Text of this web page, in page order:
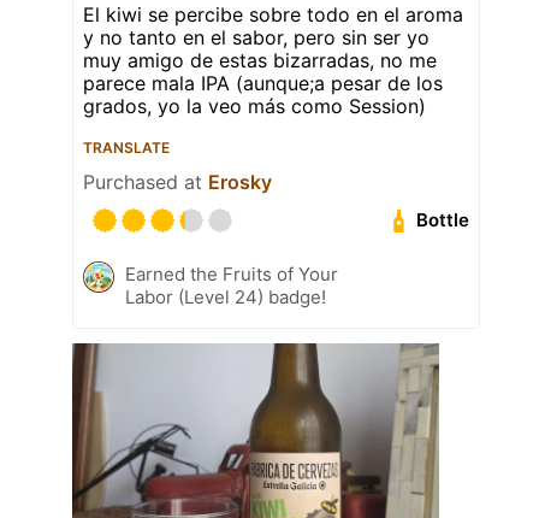
El kiwi se percibe sobre todo en el aroma
y no tanto en el sabor, pero sin ser yo
muy amigo de estas bizarradas, no me
parece mala IPA (aunque;a pesar de los
grados, yo la veo más como Session)
TRANSLATE
Purchased at Erosky
Bottle
Earned the Fruits of Your
Labor (Level 24) badge!